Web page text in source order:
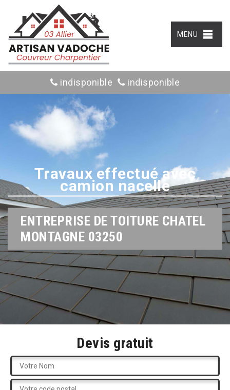
MENU
indisponible indisponible
Travaux effectué avec
camion nacelle
ENTREPRISE DE TOITURE CHATEL
MONTAGNE 03250
Devis gratuit